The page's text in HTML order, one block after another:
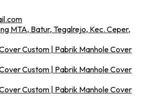
MTA, Batur, Tegalrejo, Kec. Ceper,